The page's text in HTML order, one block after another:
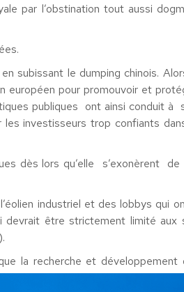
par l’obstination tout aussi
subissant le dumping chinois.
européen pour promouvoir et
publiques ont ainsi conduit à
les investisseurs trop confiants
dès lors qu’elle s’exonèrent
industriel et des lobbys qui
devrait être strictement limité aux
la recherche et
pression).